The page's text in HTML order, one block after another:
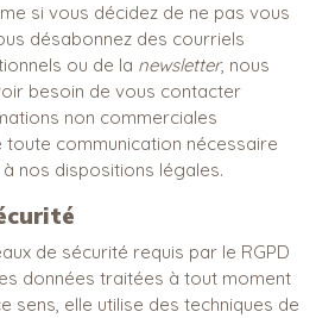
si vous décidez de ne pas vous
désabonnez des courriels
ou de la newsletter, nous
besoin de vous contacter
non commerciales
toute communication nécessaire
nos dispositions légales.
de sécurité requis par le RGPD
données traitées à tout moment
sens, elle utilise des techniques de